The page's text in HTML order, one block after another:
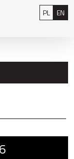
PL Polski
EN
krańcach